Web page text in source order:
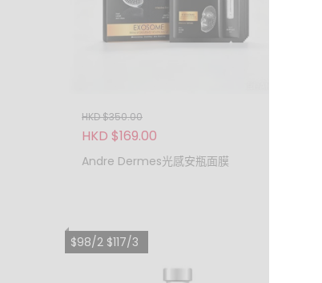
HKD $350.00
HKD $169.00
Andre Dermes光感安瓶面膜
$98/2 $117/3